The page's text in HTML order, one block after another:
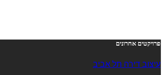
פרויקטים אחרונים
עיצוב דירה תל אביב